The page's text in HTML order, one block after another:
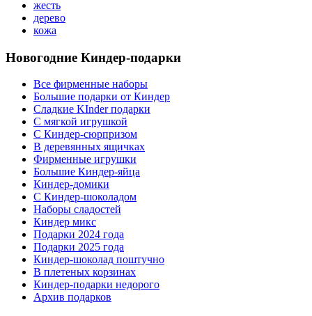
жесть
дерево
кожа
Новогодние Киндер-подарки
Все фирменные наборы
Большие подарки от Киндер
Сладкие KInder подарки
С мягкой игрушкой
С Киндер-сюрпризом
В деревянных ящичках
Фирменные игрушки
Большие Киндер-яйца
Киндер-домики
С Киндер-шоколадом
Наборы сладостей
Киндер микс
Подарки 2024 года
Подарки 2025 года
Киндер-шоколад поштучно
В плетеных корзинах
Киндер-подарки недорого
Архив подарков